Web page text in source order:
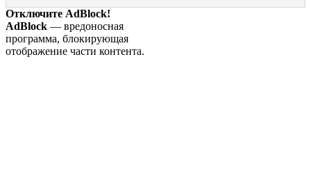
Отключите AdBlock!
AdBlock — вредоносная
программа, блокирующая
отображение части контента.